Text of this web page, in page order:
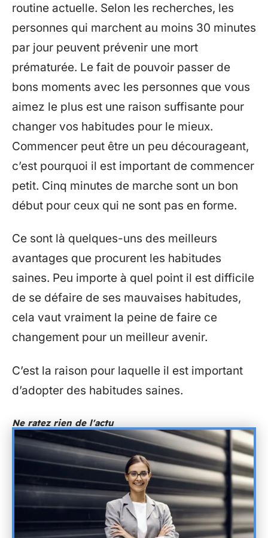
routine actuelle. Selon les recherches, les
personnes qui marchent au moins 30 minutes
par jour peuvent prévenir une mort
prématurée. Le fait de pouvoir passer de
bons moments avec les personnes que vous
aimez le plus est une raison suffisante pour
changer vos habitudes pour le mieux.
Commencer peut être un peu décourageant,
c’est pourquoi il est important de commencer
petit. Cinq minutes de marche sont un bon
début pour ceux qui ne sont pas en forme.
Ce sont là quelques-uns des meilleurs
avantages que procurent les habitudes
saines. Peu importe à quel point il est difficile
de se défaire de ses mauvaises habitudes,
cela vaut vraiment la peine de faire ce
changement pour un meilleur avenir.
C’est la raison pour laquelle il est important
d’adopter des habitudes saines.
Ne ratez rien de l'actu